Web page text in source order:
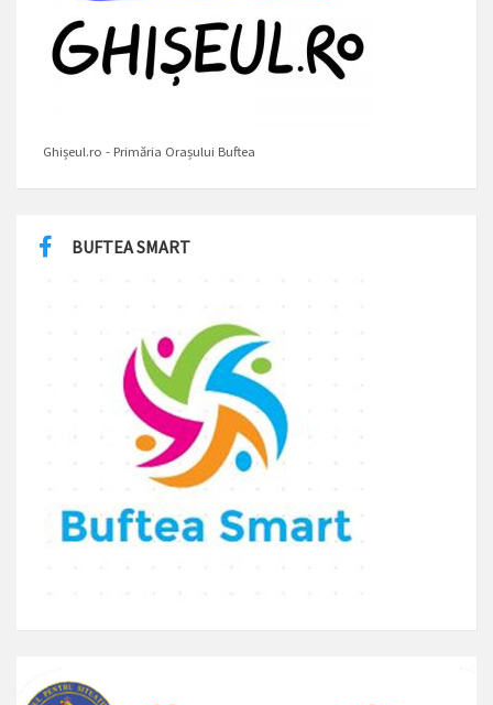
Ghișeul.ro - Primăria Orașului Buftea
BUFTEA SMART